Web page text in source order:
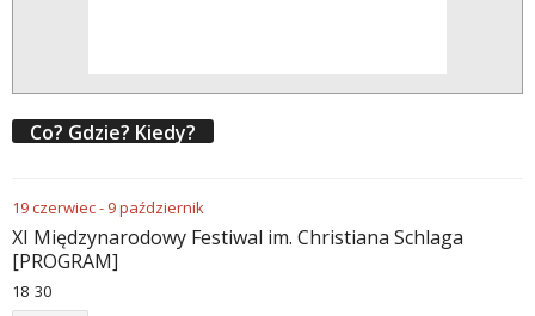
Co? Gdzie? Kiedy?
19czerwiec- 9październik
XI Międzynarodowy Festiwal im. Christiana Schlaga
[PROGRAM]
18 30